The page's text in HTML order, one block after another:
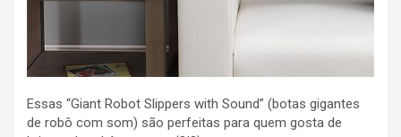
Essas “Giant Robot Slippers with Sound” (botas gigantes
de robô com som) são perfeitas para quem gosta de